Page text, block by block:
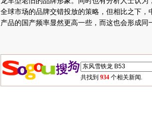
全球市场的品牌交错投放的策略，但相比之下
产品的国产频率显然更高一些，而这也会形成同
共找到 934 个相关新闻.